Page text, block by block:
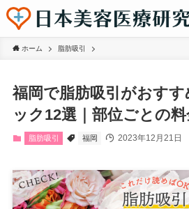
ホーム 脂肪吸引
福岡で脂肪吸引がおす
ック12選｜部位ごとの
脂肪吸引 福岡 2023年12月21日